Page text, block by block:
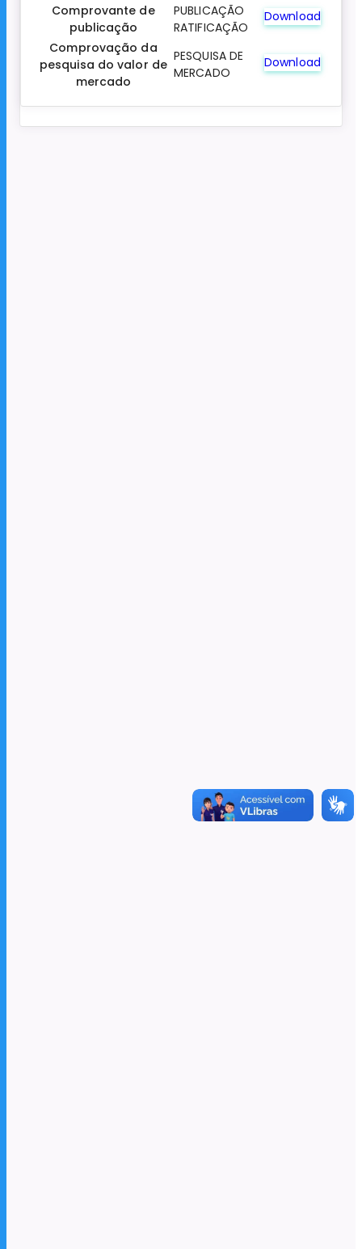
Comprovante de
publicação
PUBLICAÇÃO
RATIFICAÇÃO
Download
Comprovação da
pesquisa do valor de
mercado
PESQUISA DE
MERCADO
Download